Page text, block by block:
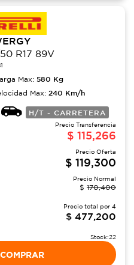
R17 89V
Max: 580 Kg
Max: 240 Km/h
H/T - CARRETERA
Precio Transferencia
$ 115,266
Precio Oferta
$ 119,300
Precio Normal
$ 170,400
Precio total por 4
$ 477,200
Stock:22
COMPRAR